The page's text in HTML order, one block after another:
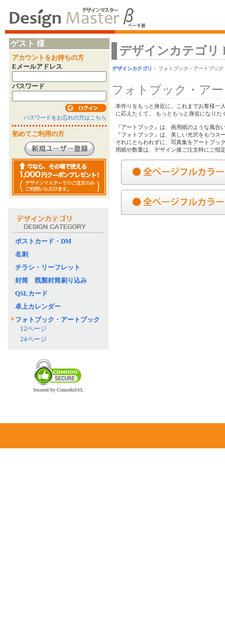
ゲスト 様
アカウントをお持ちの方
Eメールアドレス
パスワード
パスワードをお忘れの方はこちら
初めてご利用の方
ポストカード・DM
名刺
チラシ・リーフレット
封筒 既製封筒刷り込み
QSLカード
卓上カレンダー
フォトブック・アートブック
12ページ
24ページ
Secured by ComodoSSL
デザインカテゴリ
デザインカテゴリ > フォトブック・アートブック
フォトブック・ア
本作りをもっと身近に。これまでお客様一
に応えたくて、 もっともっと身近になり
『アートブック』は、画用紙のような風合
『フォトブック』は、美しい光沢をもつス
それにとらわれずに、写真集をアートブッ
用紙や数量は、デザイン後ご注文時にご指